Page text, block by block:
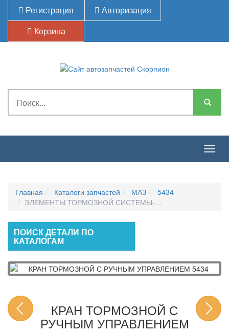
Регистрация
Авторизация
Корзина
Главная Каталоги запчастей МАЗ
5434
ЭЛЕМЕНТЫ ТОРМОЗНОЙ СИСТЕМЫ-КРАН ТОРМОЗНОЙ
ПОИСК ДЕТАЛИ ПО
КАТАЛОГАМ
КРАН ТОРМОЗНОЙ С
РУЧНЫМ УПРАВЛЕНИЕМ